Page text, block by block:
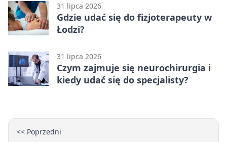
31 lipca 2026
Gdzie udać się do fizjoterapeuty w
Łodzi?
31 lipca 2026
Czym zajmuje się neurochirurgia i
kiedy udać się do specjalisty?
<< Poprzedni